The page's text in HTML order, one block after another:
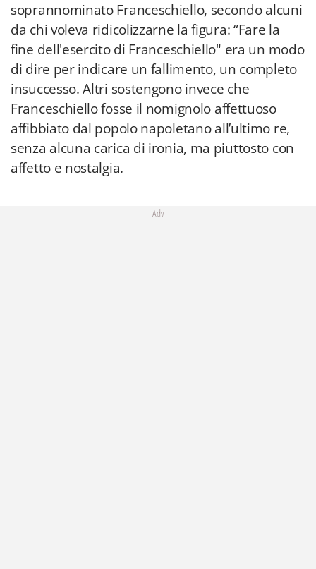
soprannominato Franceschiello, secondo alcuni
da chi voleva ridicolizzarne la figura: “Fare la
fine dell'esercito di Franceschiello" era un modo
di dire per indicare un fallimento, un completo
insuccesso. Altri sostengono invece che
Franceschiello fosse il nomignolo affettuoso
affibbiato dal popolo napoletano all’ultimo re,
senza alcuna carica di ironia, ma piuttosto con
affetto e nostalgia.
Adv